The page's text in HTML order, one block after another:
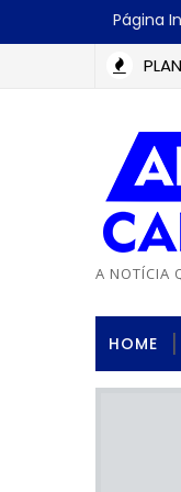
Página
A NOTÍCIA
HOME